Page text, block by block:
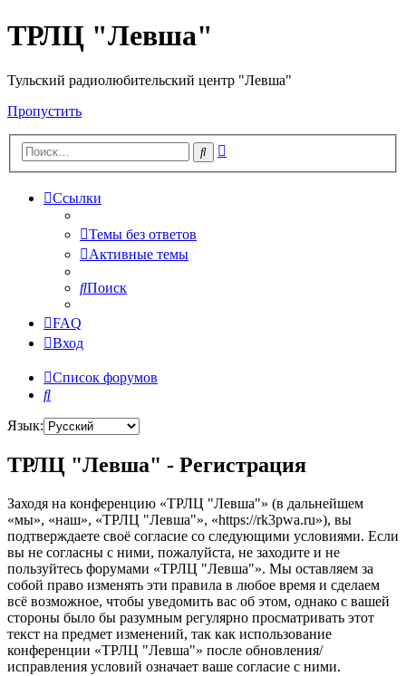
ТРЛЦ "Левша"
Тульский радиолюбительский центр "Левша"
Пропустить
Поиск
Ссылки
Темы без ответов
Активные темы
Поиск
FAQ
Вход
Список форумов
Поиск
Язык:
ТРЛЦ "Левша" - Регистрация
Заходя на конференцию «ТРЛЦ "Левша"» (в дальнейшем
«мы», «наш», «ТРЛЦ "Левша"», «https://rk3pwa.ru»), вы
подтверждаете своё согласие со следующими условиями. Если
вы не согласны с ними, пожалуйста, не заходите и не
пользуйтесь форумами «ТРЛЦ "Левша"». Мы оставляем за
собой право изменять эти правила в любое время и сделаем
всё возможное, чтобы уведомить вас об этом, однако с вашей
стороны было бы разумным регулярно просматривать этот
текст на предмет изменений, так как использование
конференции «ТРЛЦ "Левша"» после обновления/
исправления условий означает ваше согласие с ними.